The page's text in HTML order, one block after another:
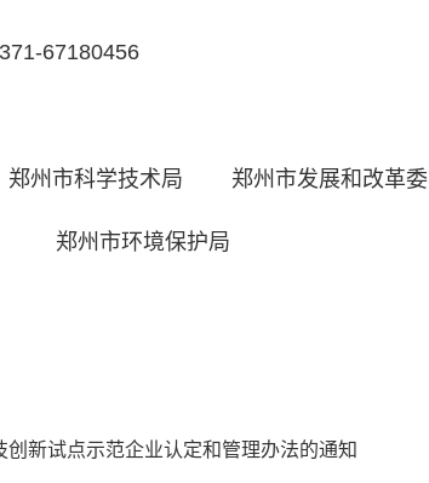
67180456
郑州市科学技术局 郑州市发展和改革委
保护局
新试点示范企业认定和管理办法的通知